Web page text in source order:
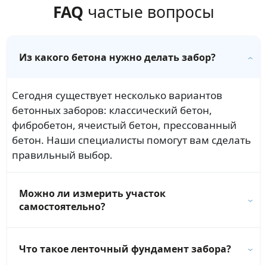
FAQ частые вопросы
Из какого бетона нужно делать забор?
Сегодня существует несколько вариантов
бетонных заборов: классический бетон,
фибробетон, ячеистый бетон, прессованный
бетон. Наши специалисты помогут вам сделать
правильный выбор.
Можно ли измерить участок
самостоятельно?
Что такое ленточный фундамент забора?